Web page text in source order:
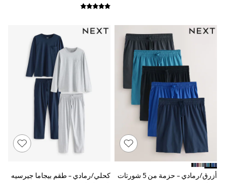
Bags
Blouses
Shirts
Polo Shirts
New In
New In from Next
0-2 years
3-5 years
6-8 years
9-11 years
12-14 years
15+ years
All Clothing
Coats & Jackets
Holiday Shopأزرق/رمادي - حزمة من 5 شورتات
كحلي/رمادي - طقم بيجاما جيرسيه